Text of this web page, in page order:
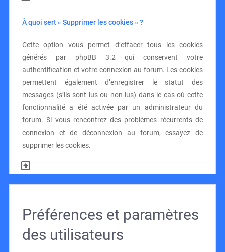
À quoi sert « Supprimer les cookies » ?
Cette option vous permet d’effacer tous les cookies
générés par phpBB 3.2 qui conservent votre
authentification et votre connexion au forum. Les cookies
permettent également d’enregistrer le statut des
messages (s’ils sont lus ou non lus) dans le cas où cette
fonctionnalité a été activée par un administrateur du
forum. Si vous rencontrez des problèmes récurrents de
connexion et de déconnexion au forum, essayez de
supprimer les cookies.
Préférences et paramètres
des utilisateurs